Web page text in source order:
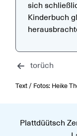
sich
Kinderbuch
Text / Fotos: Heike
torüch
Plattdüütsch